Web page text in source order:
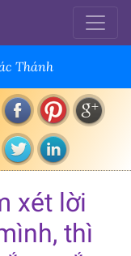
Thánh
xét lời
thì